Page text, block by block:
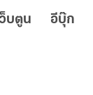
บตูน อีบุ๊ก